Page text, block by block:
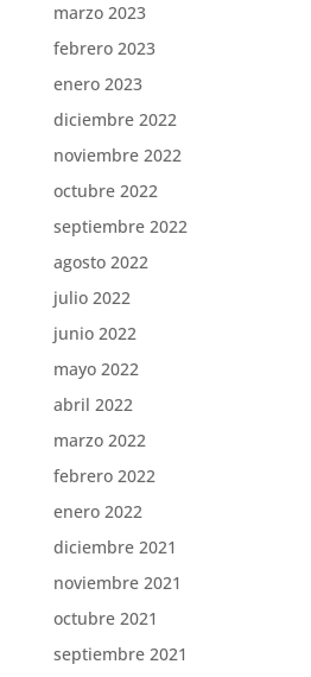
marzo 2023
febrero 2023
enero 2023
diciembre 2022
noviembre 2022
octubre 2022
septiembre 2022
agosto 2022
julio 2022
junio 2022
mayo 2022
abril 2022
marzo 2022
febrero 2022
enero 2022
diciembre 2021
noviembre 2021
octubre 2021
septiembre 2021